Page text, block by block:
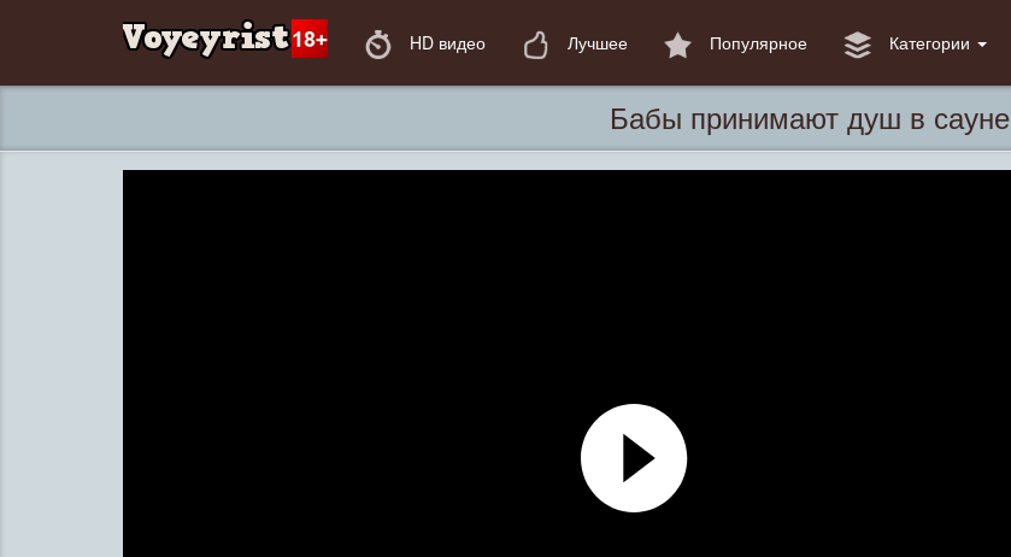
HD видео Лучшее Популярное Категории
Бабы принимают душ в сауне